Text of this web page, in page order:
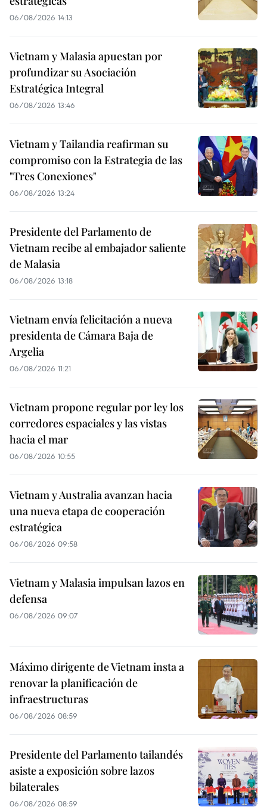
06/08/2026 14:13
Vietnam y Malasia apuestan por
profundizar su Asociación
Estratégica Integral
06/08/2026 13:46
Vietnam y Tailandia reafirman su
compromiso con la Estrategia de las
"Tres Conexiones"
06/08/2026 13:24
Presidente del Parlamento de
Vietnam recibe al embajador saliente
de Malasia
06/08/2026 13:18
Vietnam envía felicitación a nueva
presidenta de Cámara Baja de
Argelia
06/08/2026 11:21
Vietnam propone regular por ley los
corredores espaciales y las vistas
hacia el mar
06/08/2026 10:55
Vietnam y Australia avanzan hacia
una nueva etapa de cooperación
estratégica
06/08/2026 09:58
Vietnam y Malasia impulsan lazos en
defensa
06/08/2026 09:07
Máximo dirigente de Vietnam insta a
renovar la planificación de
infraestructuras
06/08/2026 08:59
Presidente del Parlamento tailandés
asiste a exposición sobre lazos
bilaterales
06/08/2026 08:59